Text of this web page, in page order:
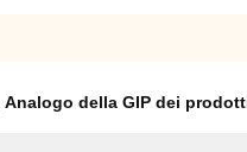
Analogo della GIP dei